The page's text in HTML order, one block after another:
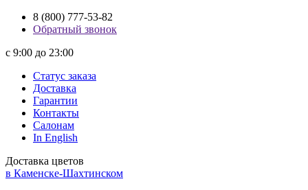
8 (800) 777-53-82
Обратный звонок
с 9:00 до 23:00
Статус заказа
Доставка
Гарантии
Контакты
Салонам
In English
Доставка цветов
в Каменске-Шахтинском